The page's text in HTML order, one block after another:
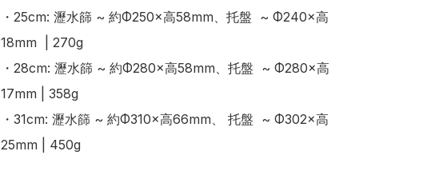
・25cm: 瀝水篩 ~ 約Φ250×高58mm、托盤  ~ Φ240×高
18mm  | 270g
・28cm: 瀝水篩 ~ 約Φ280×高58mm、托盤  ~ Φ280×高
17mm | 358g
・31cm: 瀝水篩 ~ 約Φ310×高66mm、 托盤  ~ Φ302×高
25mm | 450g